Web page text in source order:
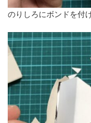
のりしろにボンドを付